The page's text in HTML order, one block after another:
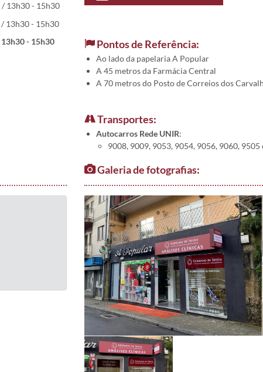
13h30 - 15h30
13h30 - 15h30
- 15h30
Pontos de Referência:
Ao lado da papelaria A Popular
A 45 metros da Farmácia Central
A 70 metros do Posto de Correios dos
Transportes:
Autocarros Rede UNIR:
9008, 9009, 9053, 9054, 9056, 9060, 9505
Galeria de fotografias: